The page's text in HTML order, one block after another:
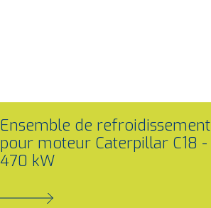
Ensemble de refroidissement
pour moteur Caterpillar C18 -
470 kW